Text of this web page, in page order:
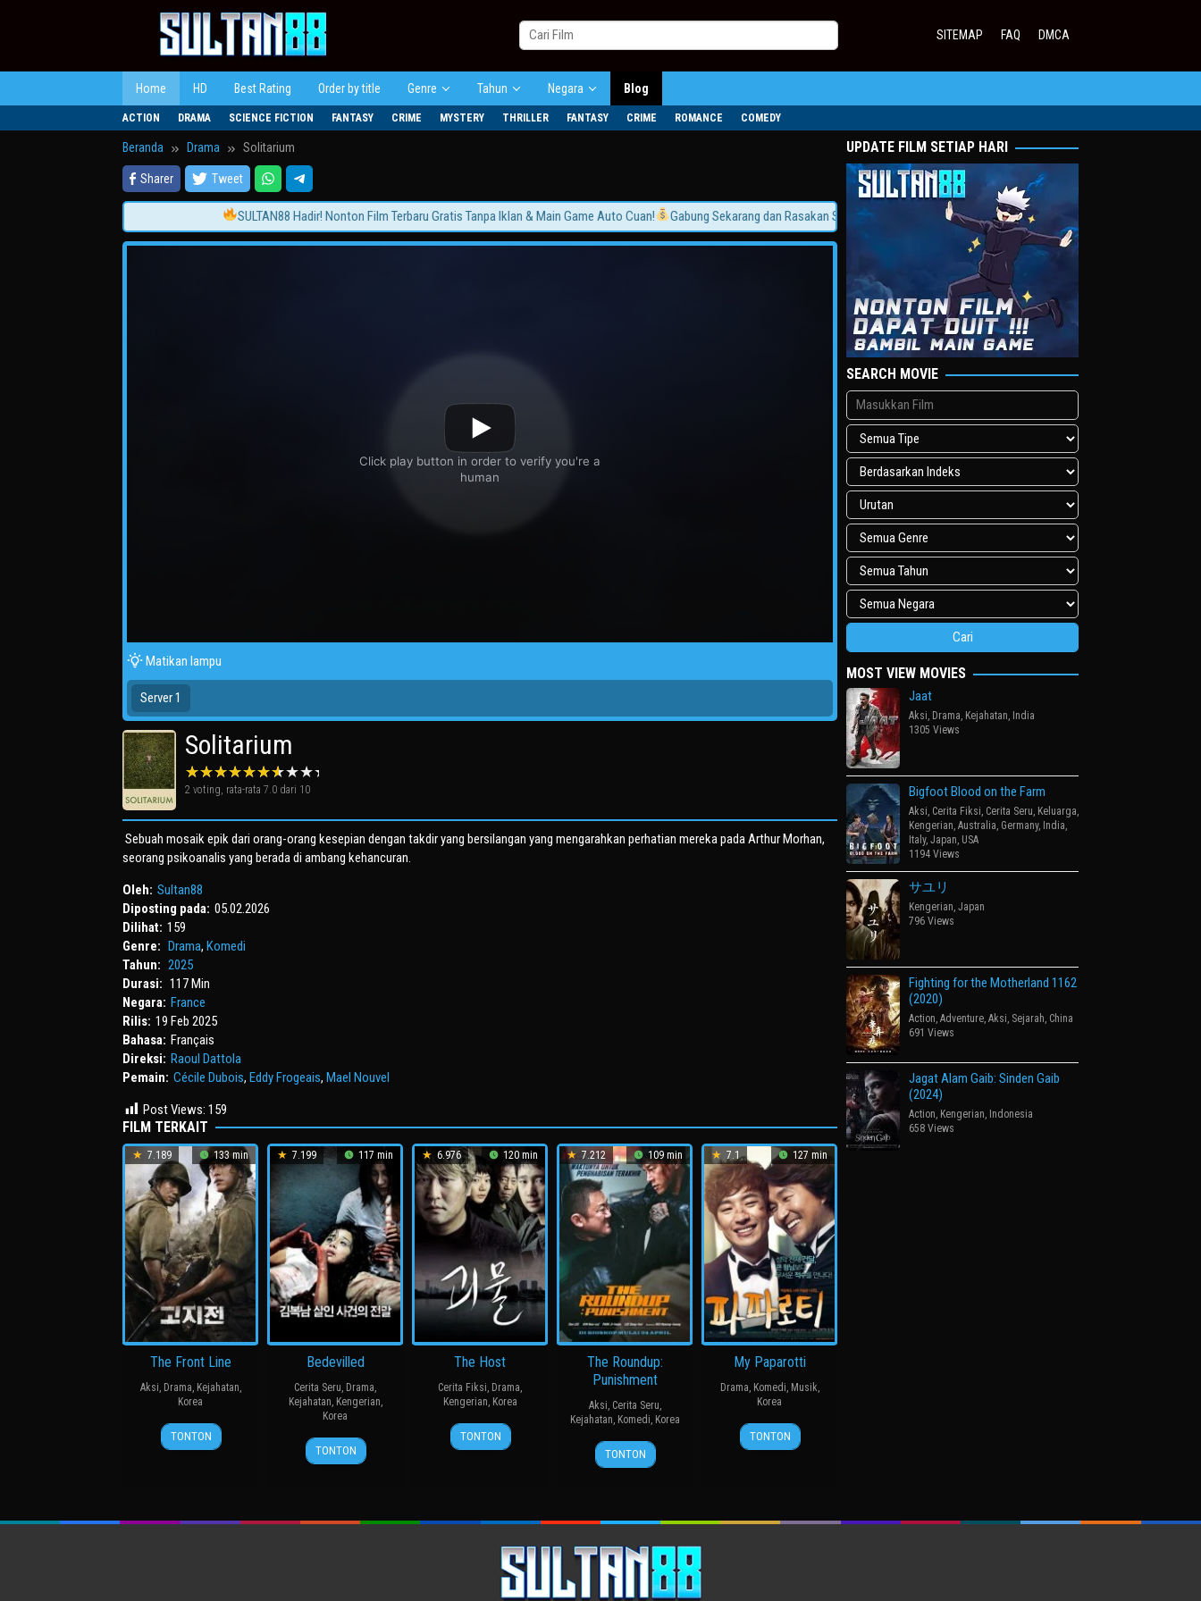
SITEMAP FAQ DMCA
Home HD Best Rating Order by title Genre Tahun Negara Blog
ACTION DRAMA SCIENCE FICTION FANTASY CRIME MYSTERY THRILLER FANTASY CRIME ROMANCE COMEDY
Beranda Drama Solitarium
Sharer Tweet
SULTAN88 Hadir! Nonton Film Terbaru Gratis Tanpa Iklan & Main Game Auto Cuan! Gabung Sekarang dan Rasakan Sensasi Jadi Sultan!
Matikan lampu
Server 1
Solitarium
2 voting, rata-rata 7.0 dari 10
Sebuah mosaik epik dari orang-orang kesepian dengan takdir yang bersilangan yang mengarahkan perhatian mereka pada Arthur Morhan,
seorang psikoanalis yang berada di ambang kehancuran.
Oleh: Sultan88
Diposting pada: 05.02.2026
Dilihat: 159
Genre: Drama, Komedi
Tahun: 2025
Durasi: 117 Min
Negara: France
Rilis: 19 Feb 2025
Bahasa: Français
Direksi: Raoul Dattola
Pemain: Cécile Dubois, Eddy Frogeais, Mael Nouvel
Post Views: 159
FILM TERKAIT
7.189 133 min
The Front Line
Aksi Drama Kejahatan
Korea
20
Jul
장
훈
TONTON
7.199 117 min
Bedevilled
Cerita Seru Drama
Kejahatan Kengerian
Korea
19
Aug
장
철
TONTON
6.976 120 min
The Host
Cerita Fiksi Drama
Kengerian Korea
27
Jul
봉
준
TONTON
7.212 109 min
The Roundup:
Punishment
Aksi Cerita Seru
Kejahatan Komedi Korea
24
Apr
허
명
TONTON
7.1 127 min
My Paparotti
Drama Komedi Musik
Korea
14
Mar
윤
종
TONTON
UPDATE FILM SETIAP HARI
SEARCH MOVIE
MOST VIEW MOVIES
Jaat
Aksi, Drama, Kejahatan, India
1305 Views
Bigfoot Blood on the Farm
Aksi, Cerita Fiksi, Cerita Seru, Keluarga,
Kengerian, Australia, Germany, India,
Italy, Japan, USA
1194 Views
サユリ
Kengerian, Japan
796 Views
Fighting for the Motherland 1162
(2020)
Action, Adventure, Aksi, Sejarah, China
691 Views
Jagat Alam Gaib: Sinden Gaib
(2024)
Action, Kengerian, Indonesia
658 Views